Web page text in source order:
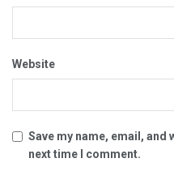
Website
Save my name, email,
next time I comment.